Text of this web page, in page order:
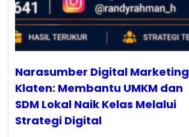
Narasumber Digital Marketing
Klaten: Membantu UMKM dan
SDM Lokal Naik Kelas Melalui
Strategi Digital